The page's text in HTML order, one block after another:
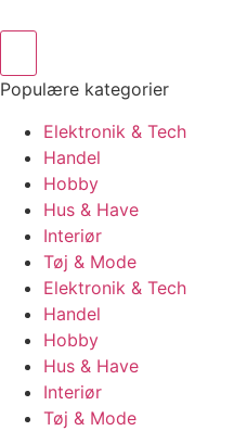
Populære kategorier
Elektronik & Tech
Handel
Hobby
Hus & Have
Interiør
Tøj & Mode
Elektronik & Tech
Handel
Hobby
Hus & Have
Interiør
Tøj & Mode